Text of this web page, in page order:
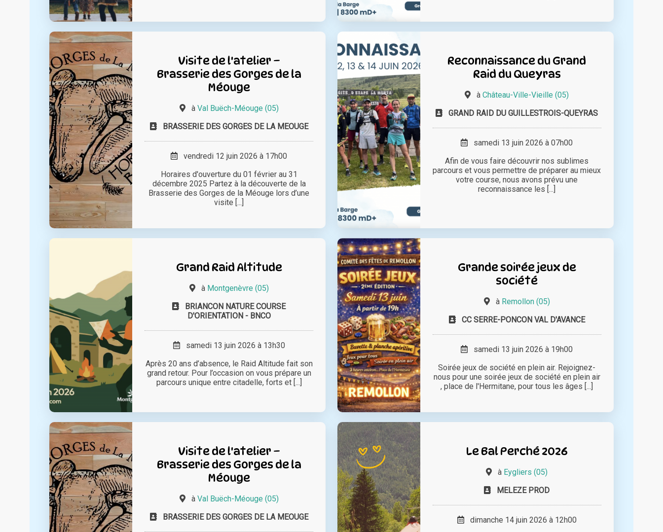
Visite de l'atelier –
Brasserie des Gorges de la
Méouge
à Val Buëch-Méouge (05)
BRASSERIE DES GORGES DE LA MEOUGE
vendredi 12 juin 2026 à 17h00
Horaires d'ouverture du 01 février au 31
décembre 2025 Partez à la découverte de la
Brasserie des Gorges de la Méouge lors d’une
visite [...]
Reconnaissance du Grand
Raid du Queyras
àChâteau-Ville-Vieille (05)
GRAND RAID DU GUILLESTROIS-QUEYRAS
samedi 13 juin 2026 à 07h00
Afin de vous faire découvrir nos sublimes
parcours et vous permettre de préparer au mieux
votre course, nous avons prévu une
reconnaissance les [...]
Grand Raid Altitude
à Montgenèvre (05)
BRIANCON NATURE COURSE
D'ORIENTATION - BNCO
samedi 13 juin 2026 à 13h30
Après 20 ans d’absence, le Raid Altitude fait son
grand retour. Pour l’occasion on vous prépare un
parcours unique entre citadelle, forts et [...]
Grande soirée jeux de
société
à Remollon (05)
CC SERRE-PONCON VAL D'AVANCE
samedi 13 juin 2026 à 19h00
Soirée jeux de société en plein air. Rejoignez-
nous pour une soirée jeux de société en plein air
, place de l'Hermitane, pour tous les âges [...]
Visite de l'atelier –
Brasserie des Gorges de la
Méouge
à Val Buëch-Méouge (05)
BRASSERIE DES GORGES DE LA MEOUGE
Le Bal Perché 2026
à Eygliers (05)
MELEZE PROD
dimanche 14 juin 2026 à 12h00